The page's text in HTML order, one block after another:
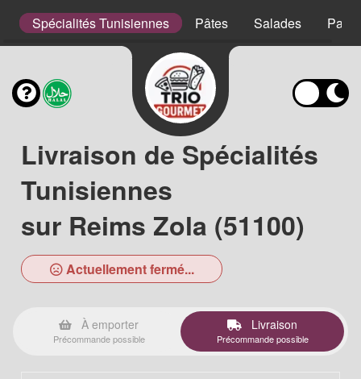
Spécialités Tunisiennes Pâtes Salades
Livraison de Spécialités
Tunisiennes
sur Reims Zola (51100)
Actuellement fermé...
À emporter
Précommande possible
Livraison
Précommande possible